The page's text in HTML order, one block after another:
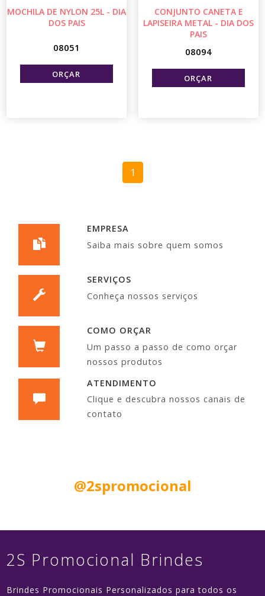
MOCHILA DE NYLON 25L - DIA
DOS PAIS
08051
CONJUNTO CANETA E
LAPISEIRA METAL - DIA DOS
PAIS
08094
1
EMPRESA
Saiba mais sobre quem somos
SERVIÇOS
Conheça nossos serviços
COMO ORÇAR
Um passo a passo de como orçar
nossos produtos
ATENDIMENTO
Clique e descubra nossos canais de
contato
@2spromocional
2S Promocional Brindes
Brindes Promocionais Personalizados para todos os